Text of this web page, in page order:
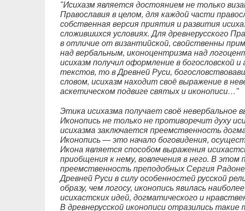
"Исихазм является достоянием не только
Православия в целом, для каждой части
собственная версия приятия и развития
сложившихся условиях. Для древнерусского
в отличие от византийской, свойственны
над вербальным, иконоцентризма над
исихазм получил оформление в богословской
текстов, то в Древней Руси,
словом, исихазм находит своё выражение в
аскетическом подвиге святых и иконописи…"
Этика исихазма получает своё невербальное
Иконопись не только не противоречит духу
исихазма заключается преемственность
Иконопись — это начало боговидения,
Икона является способом выражения
приобщения к нему, вовлечения в него. В этом
преемственность преподобных Сергия
Древней Руси в силу особенностей русской
образу, чем логосу, иконопись явилась
исихастских идей, догматического и
В древнерусской иконописи отразились